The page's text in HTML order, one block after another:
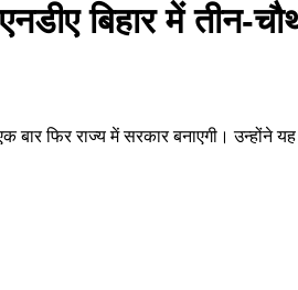
बिहार में तीन-
बार फिर राज्य में सरकार बनाएगी। उन्होंने